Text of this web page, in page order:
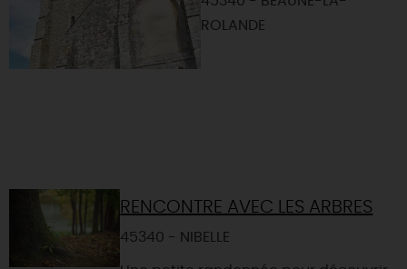
ROLANDE
RENCONTRE AVEC LES ARBRES
45340 - NIBELLE